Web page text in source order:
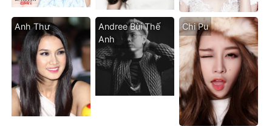
Anh Thư
Andree Bùi Thế
Anh
Chi Pu